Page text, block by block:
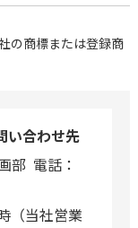
の商標または登録商
い合わせ先
部 電話：
（当社営業